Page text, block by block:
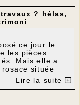
? hélas,
ce jour le
les pièces
Mais elle a
située
la grille de
juin ? Il
Lire la suite